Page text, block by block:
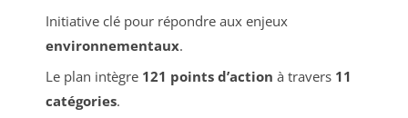
Initiative clé pour répondre aux enjeux
environnementaux.
Le plan intègre 121 points d’action à travers 11
catégories.